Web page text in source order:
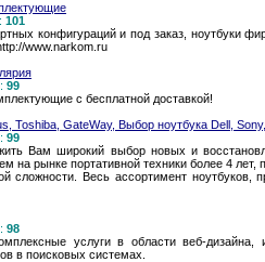
101
конфигураций и под заказ, ноутбуки
www.narkom.ru
99
с бесплатной доставкой!
Toshiba, GateWay, Выбор ноутбука Dell,
99
Вам широкий выбор новых и
на рынке портативной техники более 4
сложности. Весь ассортимент
98
услуги в области веб-дизайна,
в поисковых системах.